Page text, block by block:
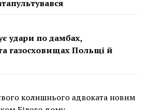
удари по дамбах,
газосховищах Польщі й
колишнього адвоката новим